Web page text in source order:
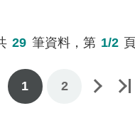
29 筆資料，第 1/2
1 2
一頁